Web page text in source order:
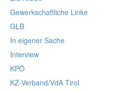
Gewerkschaftliche Linke
GLB
In eigener Sache
Interview
KPÖ
KZ-Verband/VdA Tirol